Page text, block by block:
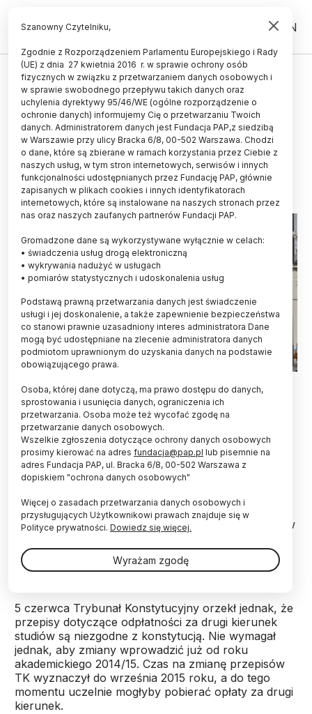
PL EN
UCZELNIE I INSTYTUCJE
Największe polskie uczelnie
rezygnują z opłat za drugi
kierunek
09.07.2014
aktualizacja: 09.07.2014
3 minuty czytania
Największe uczelnie w kraju zrezygnowały z
pobierania opłat za drugi kierunek studiów w roku
akademickim 2014/15. W ten sposób wyprzedziły
termin wskazany przez Trybunał Konstytucyjny,
który orzekł, że opłaty mogą obowiązywać do
września 2015 r.
Obowiązujące przepisy - które weszły w życie w
2011 r. - zakładają, że prawo do bezpłatnych studiów
uzyskają co roku prawo do stypendium rektora
(maksymalnie 10 proc. studentów).
5 czerwca Trybunał Konstytucyjny orzekł jednak, że
przepisy dotyczące odpłatności za drugi kierunek
studiów są niezgodne z konstytucją. Nie wymagał
jednak, aby zmiany wprowadzić już od roku
akademickiego 2014/15. Czas na zmianę przepisów
TK wyznaczył do września 2015 roku, a do tego
momentu uczelnie mogłyby pobierać opłaty za drugi
kierunek.
Szanowny Czytelniku,
Zgodnie z Rozporządzeniem Parlamentu Europejskiego i Rady
(UE) z dnia 27 kwietnia 2016 r. w sprawie ochrony osób
fizycznych w związku z przetwarzaniem danych osobowych i
w sprawie swobodnego przepływu takich danych oraz
uchylenia dyrektywy 95/46/WE (ogólne rozporządzenie o
ochronie danych) informujemy Cię o przetwarzaniu Twoich
danych. Administratorem danych jest Fundacja PAP,z siedzibą
w Warszawie przy ulicy Bracka 6/8, 00-502 Warszawa. Chodzi
o dane, które są zbierane w ramach korzystania przez Ciebie z
naszych usług, w tym stron internetowych, serwisów i innych
funkcjonalności udostępnianych przez Fundację PAP, głównie
zapisanych w plikach cookies i innych identyfikatorach
internetowych, które są instalowane na naszych stronach przez
nas oraz naszych zaufanych partnerów Fundacji PAP.
Gromadzone dane są wykorzystywane wyłącznie w celach:
• świadczenia usług drogą elektroniczną
• wykrywania nadużyć w usługach
• pomiarów statystycznych i udoskonalenia usług
Podstawą prawną przetwarzania danych jest świadczenie
usługi i jej doskonalenie, a także zapewnienie bezpieczeństwa
co stanowi prawnie uzasadniony interes administratora Dane
mogą być udostępniane na zlecenie administratora danych
podmiotom uprawnionym do uzyskania danych na podstawie
obowiązującego prawa.
Osoba, której dane dotyczą, ma prawo dostępu do danych,
sprostowania i usunięcia danych, ograniczenia ich
przetwarzania. Osoba może też wycofać zgodę na
przetwarzanie danych osobowych.
Wszelkie zgłoszenia dotyczące ochrony danych osobowych
prosimy kierować na adres fundacja@pap.pl lub pisemnie na
adres Fundacja PAP, ul. Bracka 6/8, 00-502 Warszawa z
dopiskiem "ochrona danych osobowych"
Więcej o zasadach przetwarzania danych osobowych i
przysługujących Użytkownikowi prawach znajduje się w
Polityce prywatności. Dowiedz się więcej.
Wyrażam zgodę